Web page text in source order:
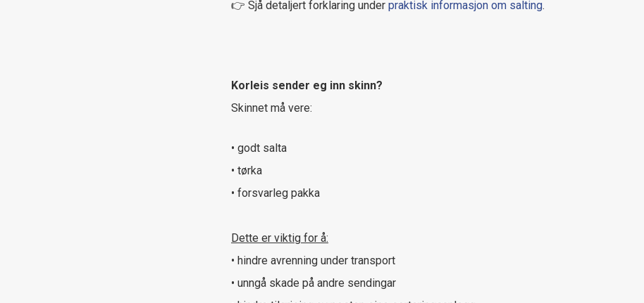
👉 Sjå detaljert forklaring under praktisk informasjon om salting.
Korleis sender eg inn skinn?
Skinnet må vere:
• godt salta
• tørka
• forsvarleg pakka
Dette er viktig for å:
• hindre avrenning under transport
• unngå skade på andre sendingar